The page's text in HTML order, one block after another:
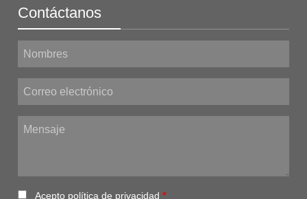
Contáctanos
Nombres
Correo electrónico
Mensaje
Acepto política de privacidad